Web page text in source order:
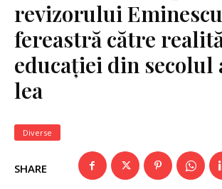
revizorului
fereastră către
educației din secolul
lea
Diverse
SHARE